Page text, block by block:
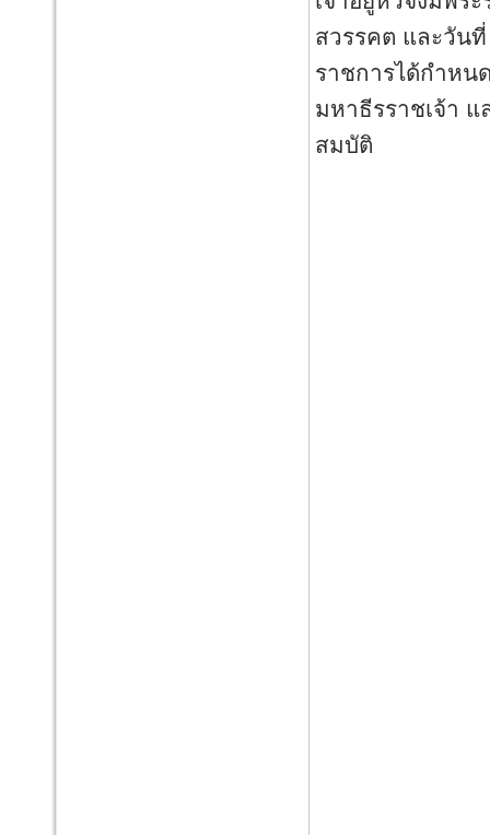
สวรรคต และวัน
ราชการได้กำห
มหาธีรราชเจ้า
สมบัติ